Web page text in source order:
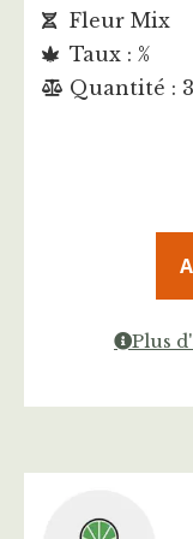
Fleur Mix
Taux : %
Quantité :
Plus